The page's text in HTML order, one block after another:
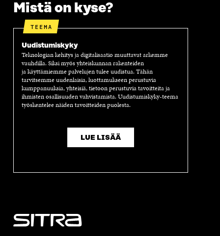
Mistä on kyse?
TEEMA
Uudistumiskyky
Teknologian kehitys ja digitalisaatio muuttavat arkemme
vauhdilla. Siksi myös yhteiskunnan rakenteiden
ja käyttämiemme palvelujen tulee uudistua. Tähän
tarvitsemme uudenlaisia, luottamukseen perustuvia
kumppanuuksia, yhteisiä, tietoon perustuvia tavoitteita ja
ihmisten osallisuuden vahvistamista. Uudistumiskyky-teema
työskentelee näiden tavoitteiden puolesta.
LUE LISÄÄ